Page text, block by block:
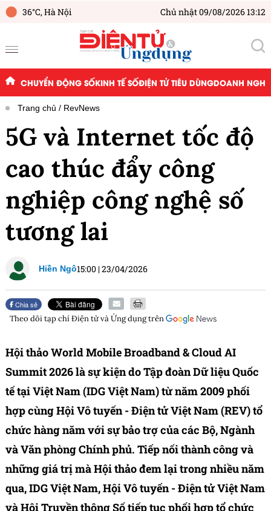
36°C,Hà Nội Chủ nhật 09/08/2026 13:12
CHUYỂN ĐỘNG SỐKINH TẾ SỐĐIỆN TỬ TIÊU DÙNGDOANH
Trang chủ RevNews
5G và Internet tốc độ
cao thúc đẩy công
nghiệp công nghệ số
tương lai
Hiền Ngô15:00 |23/04/2026
Chia sẻ
Theo dõi tạp chíĐiện tử và Ứng dụngtrên
Hội thảo World Mobile Broadband & Cloud AI
Summit 2026 là sự kiện do Tập đoàn Dữ liệu Quốc
tế tại Việt Nam (IDG Việt Nam) từ năm 2009 phối
hợp cùng Hội Vô tuyến - Điện tử Việt Nam (REV) tổ
chức hàng năm với sự bảo trợ của các Bộ, Ngành
và Văn phòng Chính phủ. Tiếp nối thành công và
những giá trị mà Hội thảo đem lại trong nhiều năm
qua, IDG Việt Nam, Hội Vô tuyến - Điện tử Việt Nam
và Hội Truyền thông Số tiếp tục phối hợp tổ chức